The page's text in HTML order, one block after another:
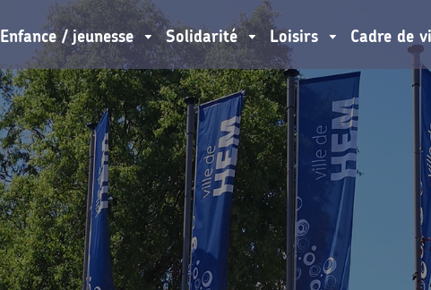
Enfance / jeunesse Solidarité Loisirs Cadre de